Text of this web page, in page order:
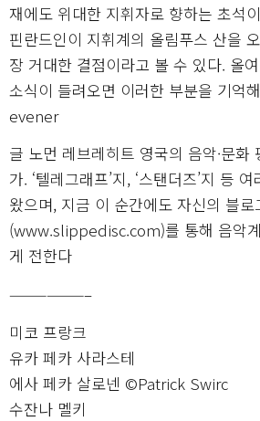
재에도 위대한 지휘자로 향하는 초석
핀란드인이 지휘계의 올림푸스 산을
장 거대한 결점이라고 볼 수 있다. 올
소식이 들려오면 이러한 부분을 기억
evener
글 노먼 레브레히트 영국의 음악·문화
가. ‘텔레그래프’지, ‘스탠더즈’지 등
왔으며, 지금 이 순간에도 자신의 블로
(www.slippedisc.com)를 통해 음악
게 전한다
——————–
미코 프랑크
유카 페카 사라스테
에사 페카 살로넨 ©Patrick Swirc
수잔나 멜키